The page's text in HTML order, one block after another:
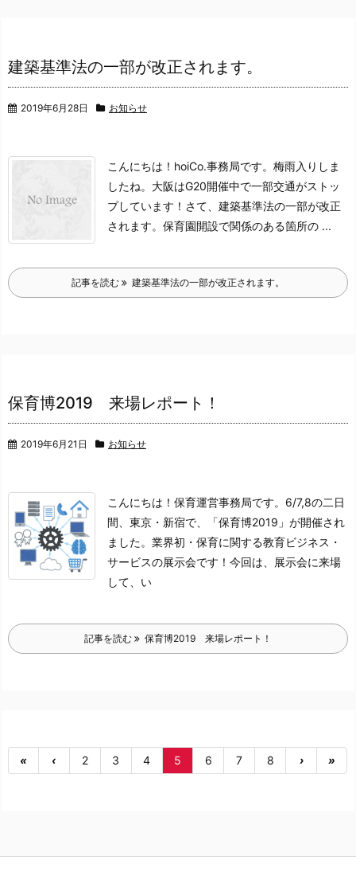
建築基準法の一部が改正されます。
2019年6月28日 お知らせ
こんにちは！ hoiCo.事務局です。 梅雨入りしま
したね。 大阪はG20開催中で一部交通がストッ
プしています！ さて、建築基準法の一部が改正
されます。 保育園開設で関係のある箇所の ...
記事を読む 建築基準法の一部が改正されます。
保育博2019 来場レポート！
2019年6月21日 お知らせ
こんにちは！保育運営事務局です。 6/7,8の二日
間、東京・新宿で、「保育博2019」が開催され
ました。 業界初・保育に関する教育ビジネス・
サービスの展示会です！ 今回は、展示会に来場
して、い
記事を読む 保育博2019 来場レポート！
« ‹ 2 3 4 5 6 7 8 › »